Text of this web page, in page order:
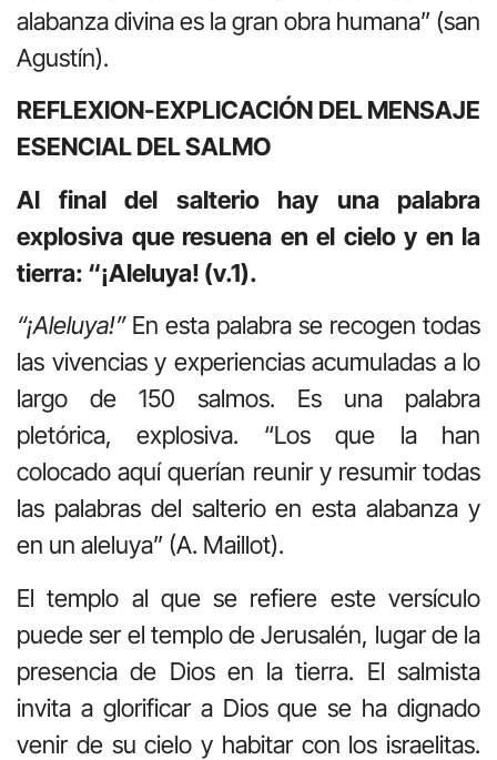
alabanza divina es la gran obra humana” (san
Agustín).
REFLEXION-EXPLICACIÓN DEL MENSAJE
ESENCIAL DEL SALMO
Al final del salterio hay una palabra
explosiva que resuena en el cielo y en la
tierra: “¡Aleluya! (v.1).
“¡Aleluya!” En esta palabra se recogen todas
las vivencias y experiencias acumuladas a lo
largo de 150 salmos. Es una palabra
pletórica, explosiva. “Los que la han
colocado aquí querían reunir y resumir todas
las palabras del salterio en esta alabanza y
en un aleluya” (A. Maillot).
El templo al que se refiere este versículo
puede ser el templo de Jerusalén, lugar de la
presencia de Dios en la tierra. El salmista
invita a glorificar a Dios que se ha dignado
venir de su cielo y habitar con los israelitas.